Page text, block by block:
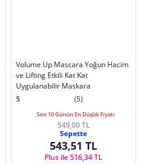
Volume Up Mascara Yoğun Hacim
ve Lifting Etkili Kat Kat
Uygulanabilir Maskara
5
(5)
Son 10 Günün En Düşük Fiyatı
549,00 TL
Sepette
543,51 TL
Plus ile 516,34 TL